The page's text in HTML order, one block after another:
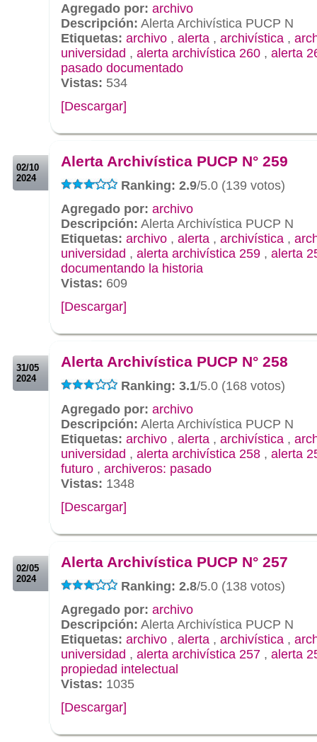
Agregado por: archivo
Descripción: Alerta Archivística PUCP N
Etiquetas: archivo , alerta , archivística ,
universidad , alerta archivística 260 , alerta
pasado documentado
Vistas: 534
[Descargar]
02/10
2024
Alerta Archivística PUCP N° 259
Ranking: 2.9/5.0 (139 votos)
Agregado por: archivo
Descripción: Alerta Archivística PUCP N
Etiquetas: archivo , alerta , archivística ,
universidad , alerta archivística 259 , alerta
documentando la historia
Vistas: 609
[Descargar]
31/05
2024
Alerta Archivística PUCP N° 258
Ranking: 3.1/5.0 (168 votos)
Agregado por: archivo
Descripción: Alerta Archivística PUCP N
Etiquetas: archivo , alerta , archivística ,
universidad , alerta archivística 258 , alerta
futuro , archiveros: pasado
Vistas: 1348
[Descargar]
02/05
2024
Alerta Archivística PUCP N° 257
Ranking: 2.8/5.0 (138 votos)
Agregado por: archivo
Descripción: Alerta Archivística PUCP N
Etiquetas: archivo , alerta , archivística ,
universidad , alerta archivística 257 , alerta
propiedad intelectual
Vistas: 1035
[Descargar]